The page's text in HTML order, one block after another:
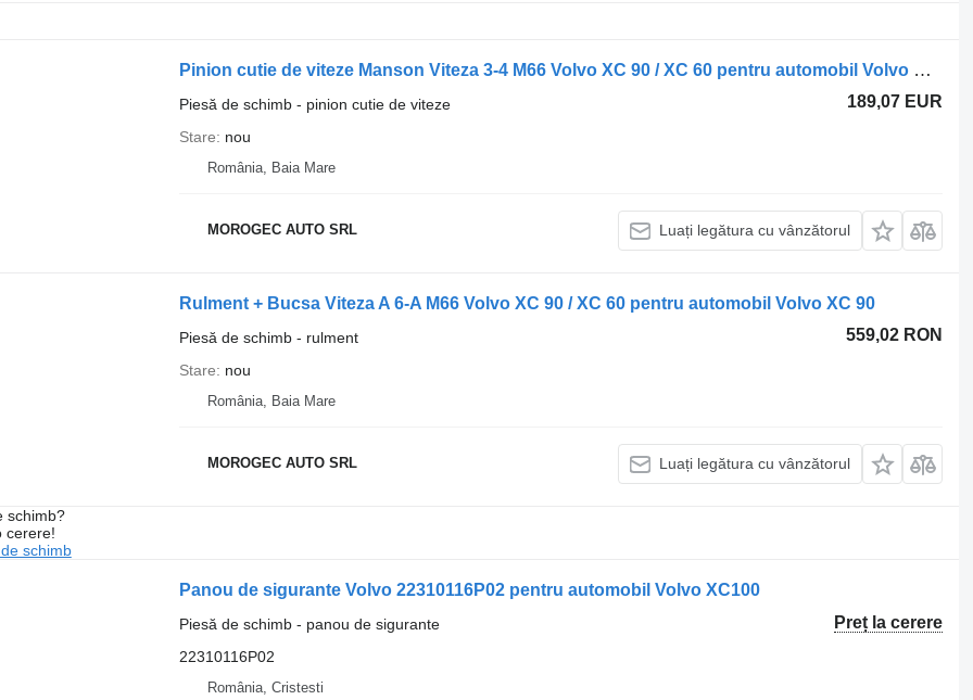
Pinion cutie de viteze Manson Viteza 3-4 M66 Volvo XC 90 / XC 60 pentru automobil Volvo XC 90 / XC 60
189,07 EUR
Piesă de schimb - pinion cutie de viteze
Stare
nou
România, Baia Mare
MOROGEC AUTO SRL Luați legătura cu vânzătorul
Rulment + Bucsa Viteza A 6-A M66 Volvo XC 90 / XC 60 pentru automobil Volvo XC 90
559,02 RON
Piesă de schimb - rulment
Stare
nou
România, Baia Mare
MOROGEC AUTO SRL Luați legătura cu vânzătorul
schimb?
cerere!
schimb
Panou de sigurante Volvo 22310116P02 pentru automobil Volvo XC100
Preț la cerere
Piesă de schimb - panou de sigurante
22310116P02
România, Cristesti